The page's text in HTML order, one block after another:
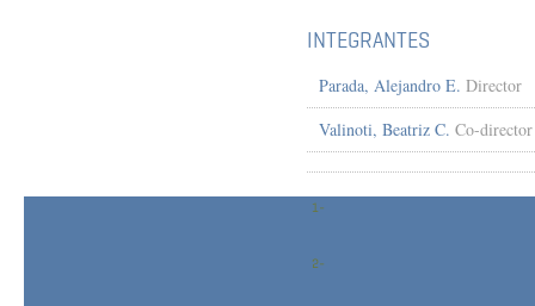
INTEGRANTES
Parada, Alejandro E. Director
Valinoti, Beatriz C. Co-director